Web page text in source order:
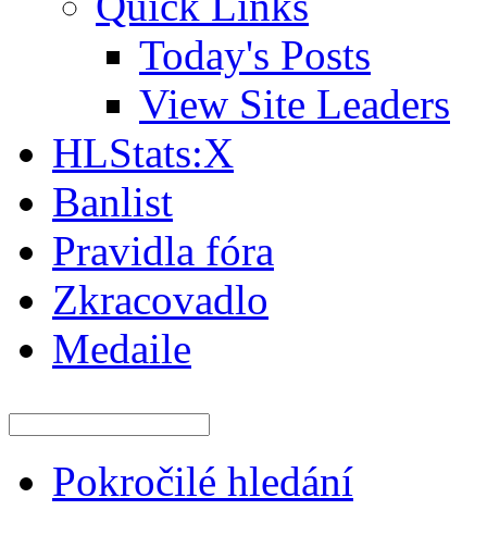
Today's Posts
View Site Leaders
HLStats:X
Banlist
Pravidla fóra
Zkracovadlo
Medaile
Pokročilé hledání